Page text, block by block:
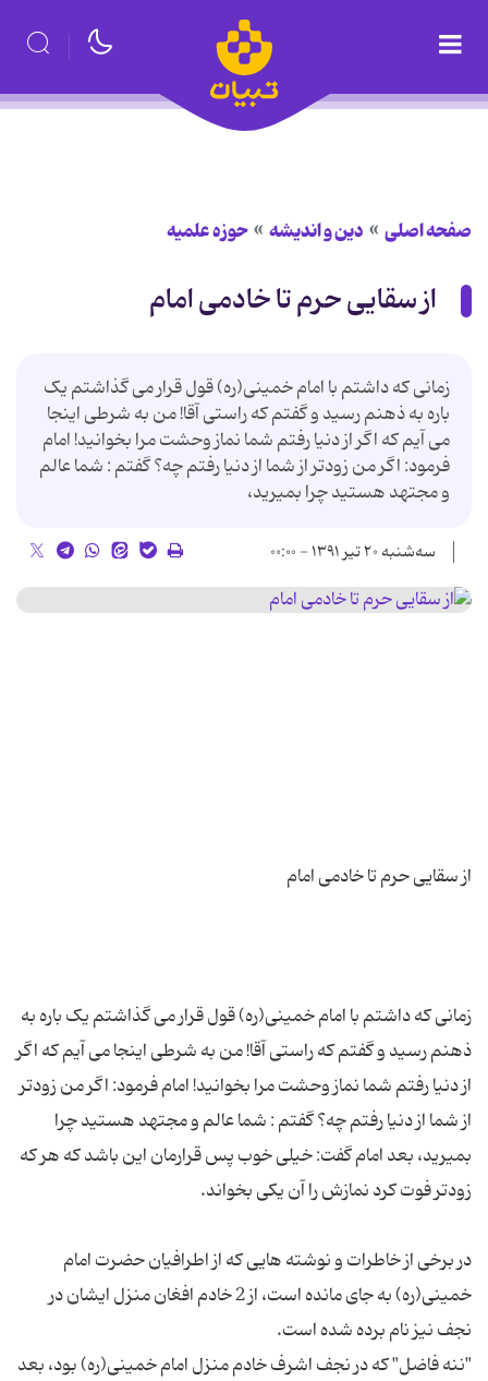
صفحه اصلی دین و اندیشه حوزه علمیه
از سقایی حرم تا خادمی امام
زمانی که داشتم با امام خمینی(ره) قول قرار می گذاشتم یک
باره به ذهنم رسید و گفتم که راستی آقا! من به شرطی اینجا
می آیم که اگر از دنیا رفتم شما نماز وحشت مرا بخوانید! امام
فرمود: اگر من زودتر از شما از دنیا رفتم چه؟ گفتم : شما عالم
و مجتهد هستید چرا بمیرید،
سه‌شنبه ۲۰ تیر ۱۳۹۱ - ۰۰:۰۰
زمانی که داشتم با امام خمینی(ره) قول قرار می گذاشتم یک باره به
ذهنم رسید و گفتم که راستی آقا! من به شرطی اینجا می آیم که اگر
از دنیا رفتم شما نماز وحشت مرا بخوانید! امام فرمود: اگر من زودتر
از شما از دنیا رفتم چه؟ گفتم : شما عالم و مجتهد هستید چرا
بمیرید، بعد امام گفت: خیلی خوب پس قرارمان این باشد که هر که
در برخی از خاطرات و نوشته هایی که از اطرافیان حضرت امام
خمینی(ره) به جای مانده است، از 2 خادم افغان منزل ایشان در
"ننه فاضل" که در نجف اشرف خادم منزل امام خمینی(ره) بود، بعد